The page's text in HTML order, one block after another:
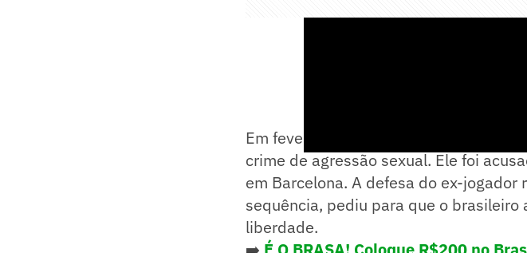
Em fevereiro, Daniel Alves foi
crime de agressão sexual. Ele foi
em Barcelona. A defesa do ex-jogador
sequência, pediu para que o
liberdade.